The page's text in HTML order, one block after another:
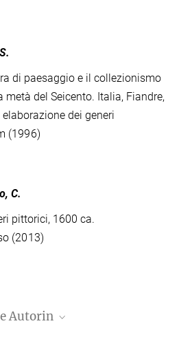
di paesaggio e il collezionismo
metà del Seicento. Italia, Fiandre,
dei generi
(1996)
C.
pittorici, 1600 ca.
(2013)
Autorin